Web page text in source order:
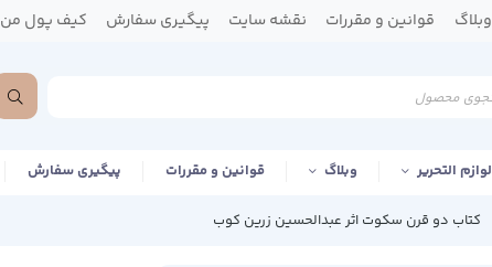
وبلاگ قوانین و مقررات نقشه سایت پیگیری سفارش کیف پول من
لوازم التحریر وبلاگ قوانین و مقررات پیگیری سفارش
کتاب دو قرن سکوت اثر عبدالحسین زرین کوب